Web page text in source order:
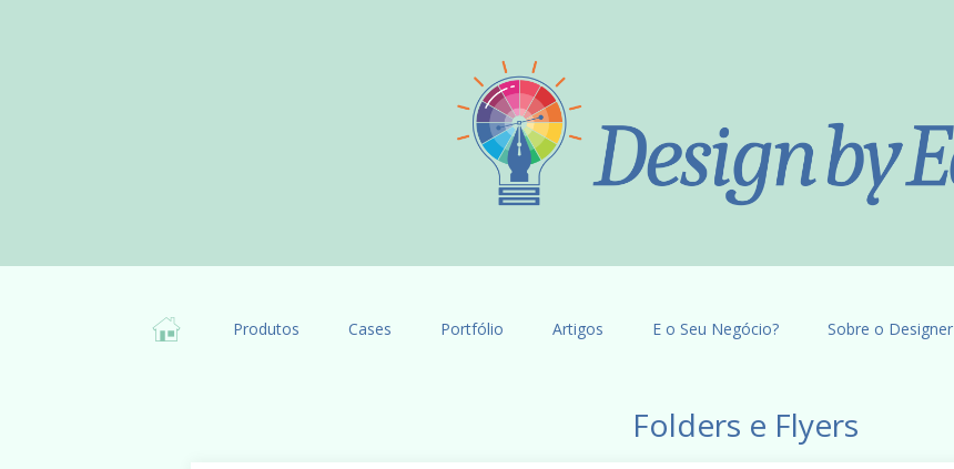
Produtos Cases Portfólio Artigos E o Seu Negócio? Sobre o Designer
Folders e Flyers